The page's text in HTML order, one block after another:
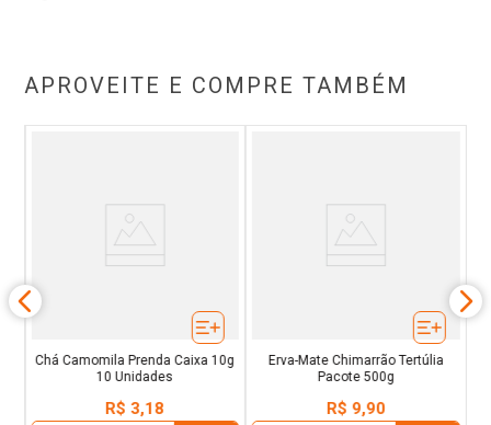
APROVEITE E COMPRE TAMBÉM
Chá Camomila Prenda Caixa 10g
10 Unidades
R$ 3,18
Erva-Mate Chimarrão Tertúlia
Pacote 500g
R$ 9,90